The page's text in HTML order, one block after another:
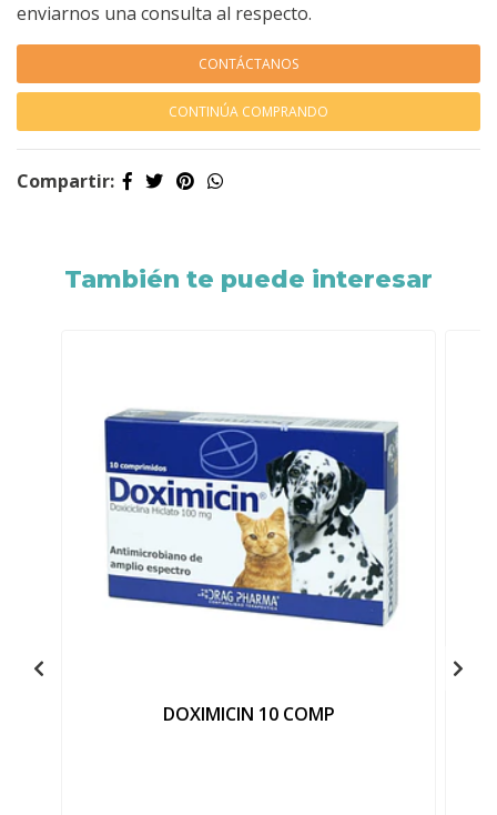
enviarnos una consulta al respecto.
CONTÁCTANOS
CONTINÚA COMPRANDO
Compartir:
También te puede interesar
DOXIMICIN 10 COMP